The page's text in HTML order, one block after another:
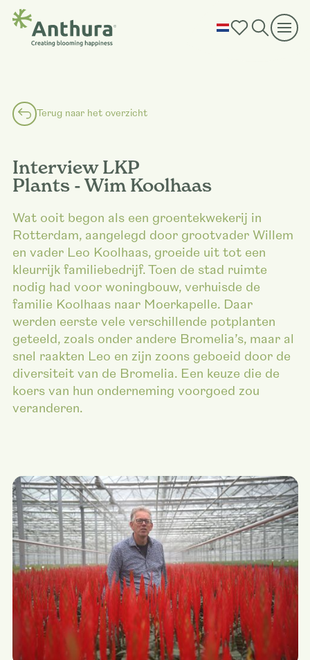
Terug naar het overzicht
Interview LKP
Plants - Wim Koolhaas
Wat ooit begon als een groentekwekerij in
Rotterdam, aangelegd door grootvader Willem
en vader Leo Koolhaas, groeide uit tot een
kleurrijk familiebedrijf. Toen de stad ruimte
nodig had voor woningbouw, verhuisde de
familie Koolhaas naar Moerkapelle. Daar
werden eerste vele verschillende potplanten
geteeld, zoals onder andere Bromelia’s, maar al
snel raakten Leo en zijn zoons geboeid door de
diversiteit van de Bromelia. Een keuze die de
koers van hun onderneming voorgoed zou
veranderen.